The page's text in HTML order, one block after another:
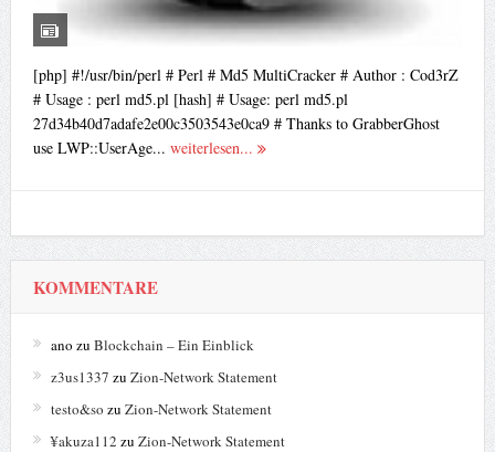
[php] #!/usr/bin/perl # Perl # Md5 MultiCracker # Author : Cod3rZ
# Usage : perl md5.pl [hash] # Usage: perl md5.pl
27d34b40d7adafe2e00c3503543e0ca9 # Thanks to GrabberGhost
use LWP::UserAge... weiterlesen...
KOMMENTARE
ano zu Blockchain – Ein Einblick
z3us1337 zu Zion-Network Statement
testo&so zu Zion-Network Statement
¥akuza112 zu Zion-Network Statement